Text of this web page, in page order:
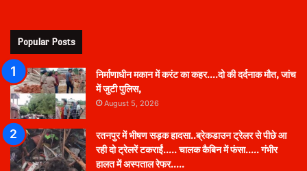
Popular Posts
निर्माणाधीन मकान में करंट का कहर….दो की दर्दनाक मौत, जांच
में जुटी पुलिस,
August 5, 2026
रतनपुर में भीषण सड़क हादसा..ब्रेकडाउन ट्रेलर से पीछे आ
रही दो ट्रेलरें टकराईं….. चालक कैबिन में फंसा….. गंभीर
हालत में अस्पताल रेफर…..